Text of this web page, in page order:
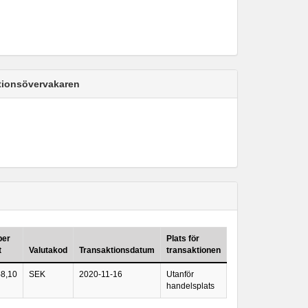
Valutakod Transaktionsdatum
Plats för
transaktionen
SEK 2020-11-16
Utanför
handelsplats